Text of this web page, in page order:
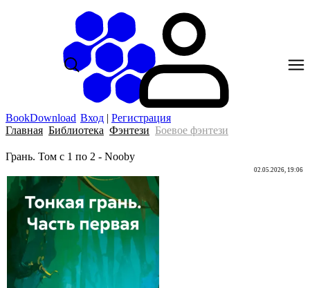
BookDownload Вход | Регистрация
Главная Библиотека Фэнтези Боевое фэнтези
Грань. Том с 1 по 2 - Nooby
02.05.2026, 19:06